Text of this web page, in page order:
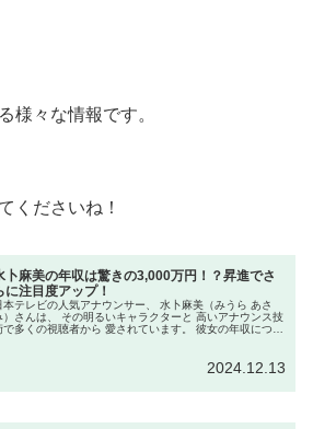
様々な情報です。
くださいね！
卜麻美の年収は驚きの3,000万円！？昇進でさ
に注目度アップ！
本テレビの人気アナウンサー、 水卜麻美（みうら あさ
）さんは、 その明るいキャラクターと 高いアナウンス技
で多くの視聴者から 愛されています。 彼女の年収につい
2024.12.13